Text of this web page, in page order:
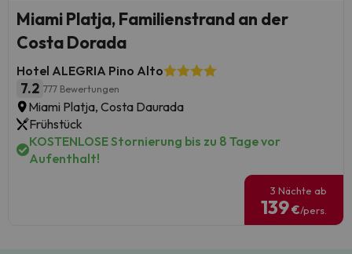
Miami Platja, Familienstrand an der
Costa Dorada
Hotel ALEGRIA Pino Alto
7.2 777 Bewertungen
Miami Platja, Costa Daurada
Frühstück
KOSTENLOSE Stornierung bis zu 8 Tage vor
Aufenthalt!
3 Nächte ab
139€/pers.